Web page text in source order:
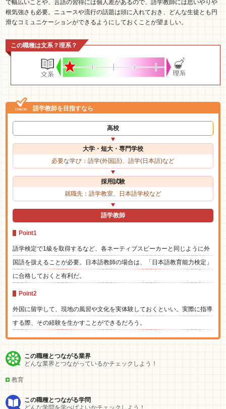
で幅広いことや、言語の習得には個人差があるので、語学教師には思いやりや
根気強さも必要。ニュースや流行の話題は頭に入れておき、どんな生徒とも円
滑なコミュニケーションができるようにしておくことが望ましい。
この職種は文系？理系？
語学教師を目指すなら
高校
大学・短大・専門学校
必要な学び：語学(外国語)、語学(日本語)など
採用試験
就職先：語学教室、日本語学校など
語学教師
Point1
語学検定で1級を取得するなど、各ネーティブスピーカーと同じように外
国語を扱えることが必要。日本語教師の場合は、「日本語教育能力検定」
に合格しておくと有利だ。
Point2
外国に留学して、現地の風習や文化を実体験しておくといい。実際に指導
する際、その経験を生かすことができるだろう。
この職種とつながる業界
どんな業界とつながっているかチェックしよう！
教育
この職種とつながる学問
どんな学問を学べばよいかチェックしよう！